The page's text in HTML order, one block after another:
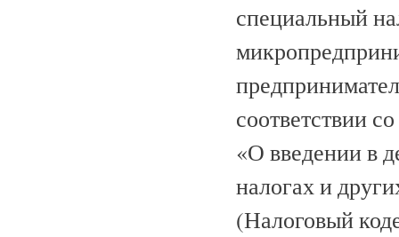
специальный
соответствии со
«О введении в
налогах и
(Налоговый